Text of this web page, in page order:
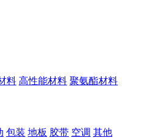
料 高性能材料 聚氨酯材料
包装 地板 胶带 空调 其他